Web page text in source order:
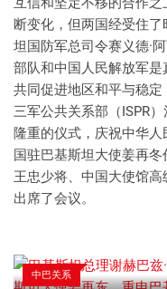
断变化，但两国经受住
坦国防军总司令赛义德·
部队和中国人民解放军是
共同促进地区和平与稳
三军公共关系部（ISPR
隆重的仪式，庆祝中华
国驻巴基斯坦大使姜再
王忠少将、中国大使馆
出席了会议。
中巴关系